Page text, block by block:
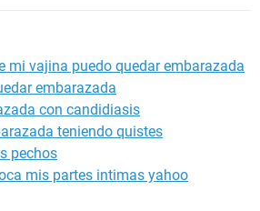
mi vajina puedo quedar embarazada
embarazada
con candidiasis
teniendo quistes
pechos
mis partes intimas yahoo